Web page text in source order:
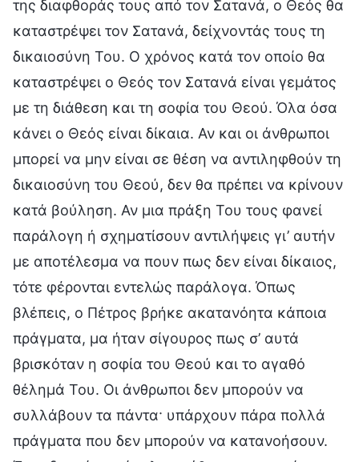
της διαφθοράς τους από τον Σατανά, ο Θεός θα
καταστρέψει τον Σατανά, δείχνοντάς τους τη
δικαιοσύνη Του. Ο χρόνος κατά τον οποίο θα
καταστρέψει ο Θεός τον Σατανά είναι γεμάτος
με τη διάθεση και τη σοφία του Θεού. Όλα όσα
κάνει ο Θεός είναι δίκαια. Αν και οι άνθρωποι
μπορεί να μην είναι σε θέση να αντιληφθούν τη
δικαιοσύνη του Θεού, δεν θα πρέπει να κρίνουν
κατά βούληση. Αν μια πράξη Του τους φανεί
παράλογη ή σχηματίσουν αντιλήψεις γι’ αυτήν
με αποτέλεσμα να πουν πως δεν είναι δίκαιος,
τότε φέρονται εντελώς παράλογα. Όπως
βλέπεις, ο Πέτρος βρήκε ακατανόητα κάποια
πράγματα, μα ήταν σίγουρος πως σ’ αυτά
βρισκόταν η σοφία του Θεού και το αγαθό
θέλημά Του. Οι άνθρωποι δεν μπορούν να
συλλάβουν τα πάντα· υπάρχουν πάρα πολλά
πράγματα που δεν μπορούν να κατανοήσουν.